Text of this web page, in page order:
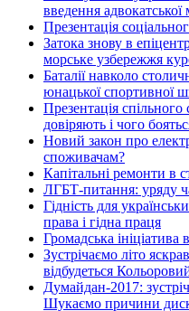
введення адвокатської
Презентація
Затока знову в
морське узбережжя
Баталії навколо
юнацької спортивної
Презентація
довіряють і чого
Новий закон про
споживачам?
Капітальні ремонти в
ЛГБТ-питання: уряду
Гідність для
права і гідна праця
Громадська ініціатива
Зустрічаємо літо
відбудеться
Думайдан-2017:
Шукаємо причини